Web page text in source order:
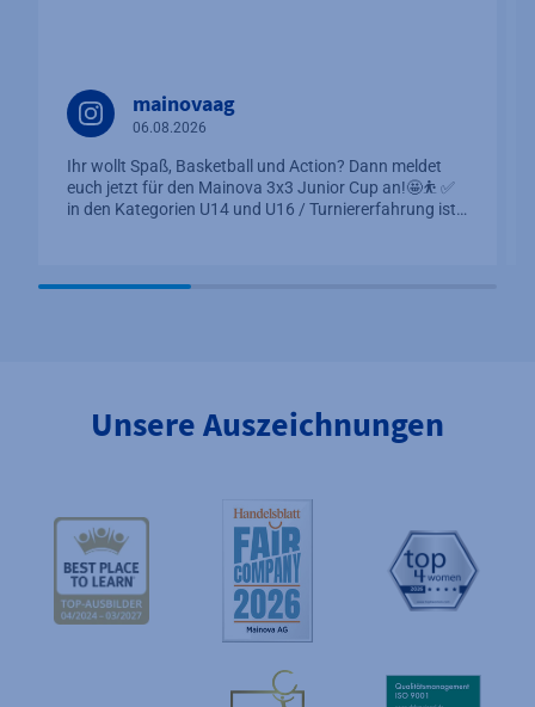
mainovaag
06.08.2026
Ihr wollt Spaß, Basketball und Action? Dann meldet
euch jetzt für den Mainova 3x3 Junior Cup an!🤩⛹️ ✅
in den Kategorien U14 und U16 / Turniererfahrung ist…
Unsere Auszeichnungen